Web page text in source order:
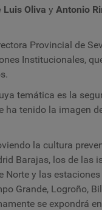
Luis Oliva y Antonio
Provincial de
Institucionales,
temática es la
ha tenido la imagen
la cultura
Barajas, los de las
Norte y las
Grande, Logroño,
se expondrá